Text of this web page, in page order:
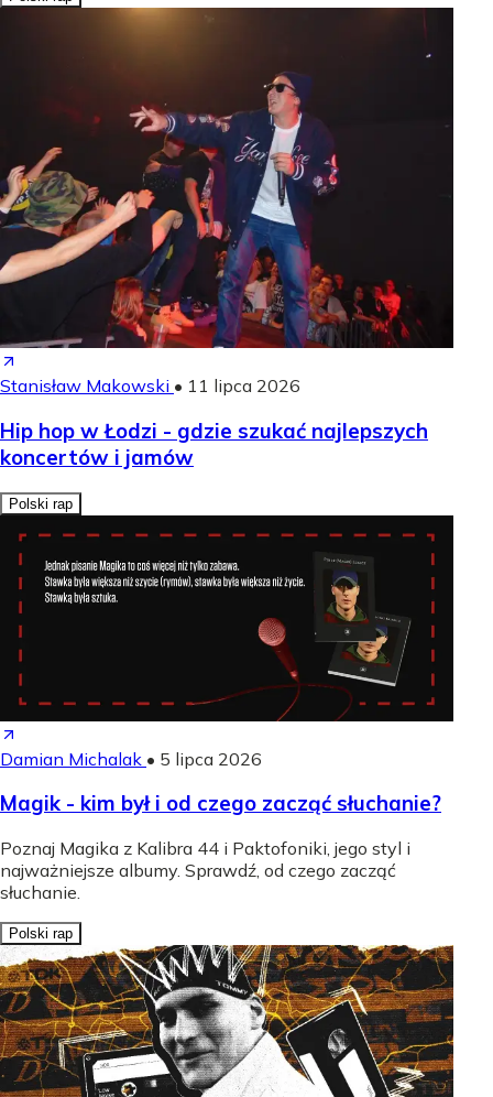
Stanisław Makowski • 11 lipca 2026
Hip hop w Łodzi - gdzie szukać najlepszych
koncertów i jamów
Polski rap
Damian Michalak • 5 lipca 2026
Magik - kim był i od czego zacząć słuchanie?
Poznaj Magika z Kalibra 44 i Paktofoniki, jego styl i
najważniejsze albumy. Sprawdź, od czego zacząć
słuchanie.
Polski rap